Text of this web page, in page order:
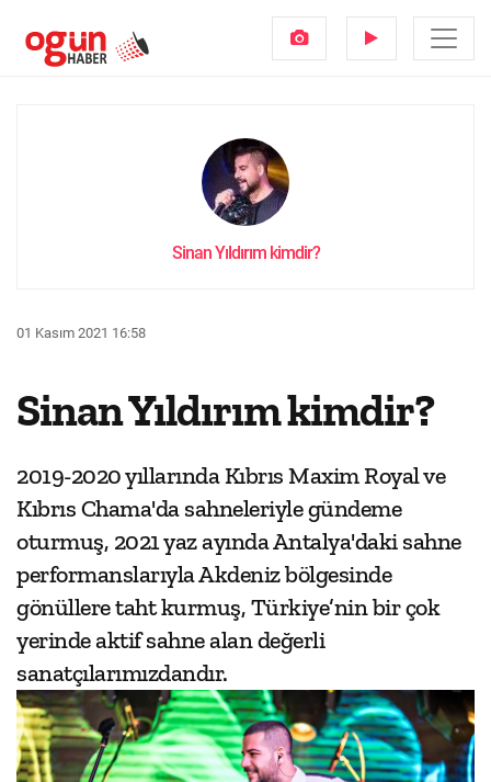
Sinan Yıldırım kimdir?
01 Kasım 2021 16:58
Sinan Yıldırım kimdir?
2019-2020 yıllarında Kıbrıs Maxim Royal ve
Kıbrıs Chama'da sahneleriyle gündeme
oturmuş, 2021 yaz ayında Antalya'daki sahne
performanslarıyla Akdeniz bölgesinde
gönüllere taht kurmuş, Türkiye’nin bir çok
yerinde aktif sahne alan değerli
sanatçılarımızdandır.